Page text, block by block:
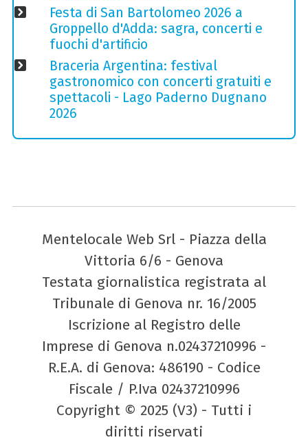
Festa di San Bartolomeo 2026 a
Groppello d'Adda: sagra, concerti e
fuochi d'artificio
Braceria Argentina: festival
gastronomico con concerti gratuiti e
spettacoli - Lago Paderno Dugnano
2026
Mentelocale Web Srl - Piazza della
Vittoria 6/6 - Genova
Testata giornalistica registrata al
Tribunale di Genova nr. 16/2005
Iscrizione al Registro delle
Imprese di Genova n.02437210996 -
R.E.A. di Genova: 486190 - Codice
Fiscale / P.Iva 02437210996
Copyright © 2025 (V3) - Tutti i
diritti riservati